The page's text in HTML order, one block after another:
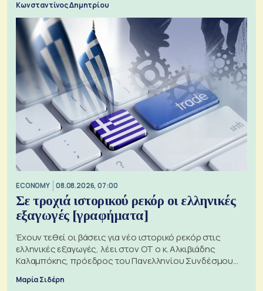
Κωνσταντίνος Δημητρίου
ECONOMY 08.08.2026, 07:00
Σε τροχιά ιστορικού ρεκόρ οι ελληνικές
εξαγωγές [γραφήματα]
Έχουν τεθεί οι βάσεις για νέο ιστορικό ρεκόρ στις
ελληνικές εξαγωγές, λέει στον ΟΤ ο κ. Αλκιβιάδης
Καλαμπόκης, πρόεδρος του Πανελληνίου Συνδέσμου
Εξαγωγέων
Μαρία Σιδέρη